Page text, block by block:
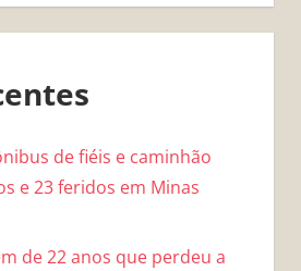
de fiéis e caminhão
e 23 feridos em Minas
de 22 anos que perdeu a